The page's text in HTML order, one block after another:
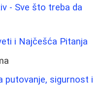
- Sve što treba da
i Najčešća Pitanja
putovanje, sigurnost i